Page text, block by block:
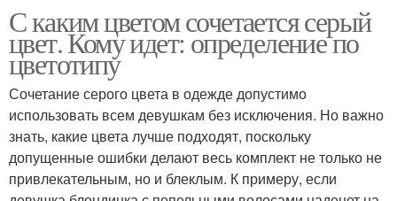
С каким цветом сочетается серый
цвет. Кому идет: определение по
цветотипу
Сочетание серого цвета в одежде допустимо
использовать всем девушкам без исключения. Но важно
знать, какие цвета лучше подходят, поскольку
допущенные ошибки делают весь комплект не только не
привлекательным, но и блеклым. К примеру, если